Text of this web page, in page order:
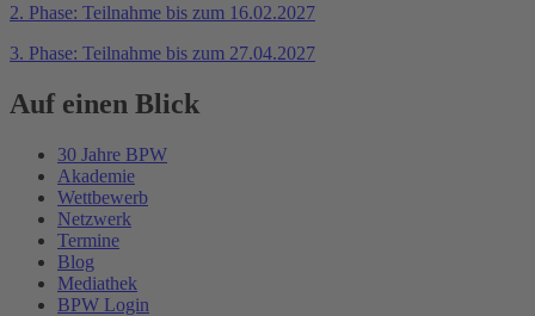
2. Phase: Teilnahme bis zum 16.02.2027
3. Phase: Teilnahme bis zum 27.04.2027
Auf einen Blick
30 Jahre BPW
Akademie
Wettbewerb
Netzwerk
Termine
Blog
Mediathek
BPW Login